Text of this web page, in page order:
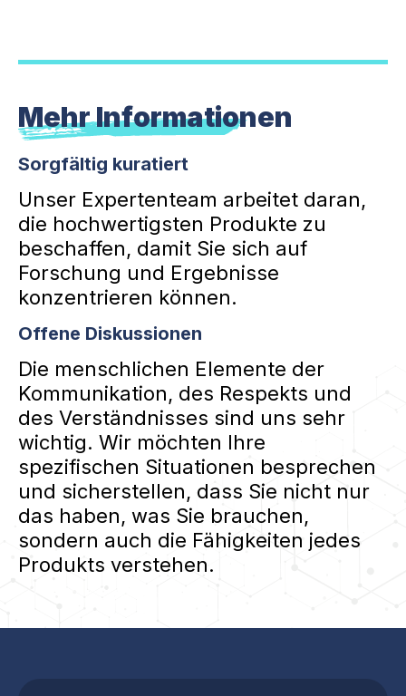
Mehr Informationen
Sorgfältig kuratiert
Unser Expertenteam arbeitet daran,
die hochwertigsten Produkte zu
beschaffen, damit Sie sich auf
Forschung und Ergebnisse
konzentrieren können.
Offene Diskussionen
Die menschlichen Elemente der
Kommunikation, des Respekts und
des Verständnisses sind uns sehr
wichtig. Wir möchten Ihre
spezifischen Situationen besprechen
und sicherstellen, dass Sie nicht nur
das haben, was Sie brauchen,
sondern auch die Fähigkeiten jedes
Produkts verstehen.